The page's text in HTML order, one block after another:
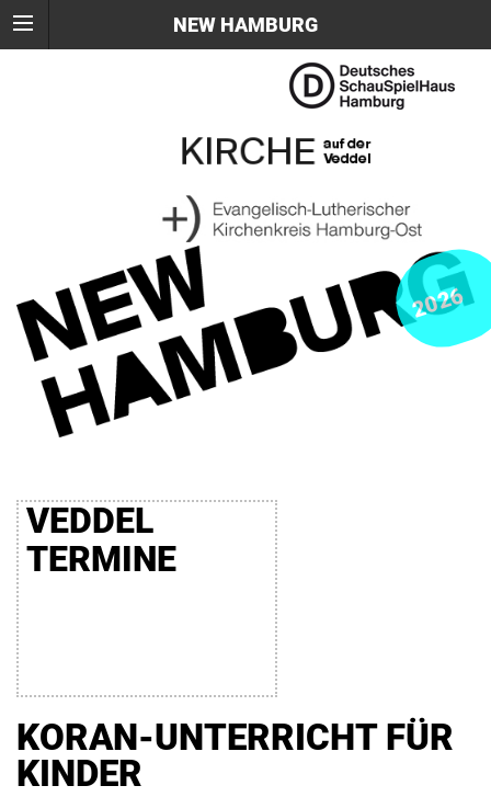
NEW HAMBURG
2026
VEDDEL
TERMINE
KORAN-UNTERRICHT FÜR
KINDER